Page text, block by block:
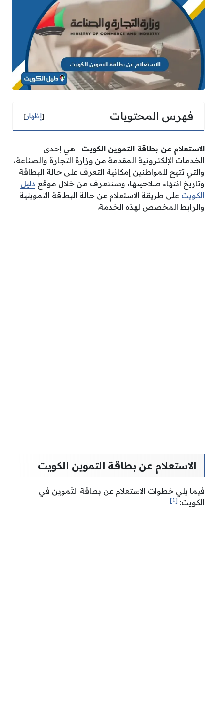
فهرس المحتويات [إظهار]
الاستعلام عن بطاقة التموين الكويت
هي إحدى
الخدمات الإلكترونية المقدمة من وزارة التجارة والصناعة،
والتي تتيح للمواطنين إمكانية التعرف على حالة البطاقة
وتاريخ انتهاء صلاحيتها، وسنتعرف من خلال موقع دليل
الكويت على طريقة الاستعلام عن حالة البطاقة التموينية
والرابط المخصص لهذه الخدمة.
الاستعلام عن بطاقة التموين الكويت
فيما يلي خطوات الاستعلام عن بطاقة التَموين في
الكويت: [1]